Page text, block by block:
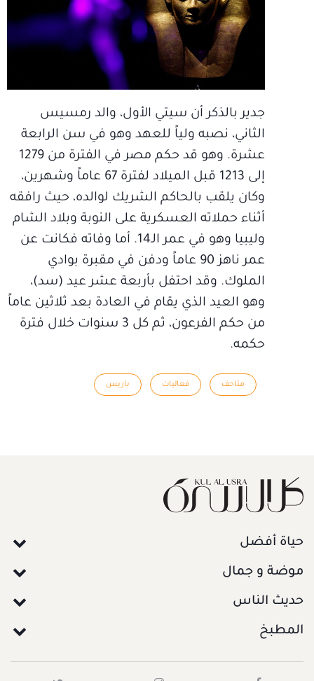
جدير بالذكر أن سيتي الأول، والد رمسيس
الثاني، نصبه ولياً للعهد وهو في سن الرابعة
عشرة. وهو قد حكم مصر في الفترة من 1279
إلى 1213 قبل الميلاد لفترة 67 عاماً وشهرين،
وكان يلقب بالحاكم الشريك لوالده، حيث رافقه
أثناء حملاته العسكرية على النوبة وبلاد الشام
وليبيا وهو في عمر الـ14. أما وفاته فكانت عن
عمر ناهز 90 عاماً ودفن في مقبرة بوادي
الملوك. وقد احتفل بأربعة عشر عيد (سد)،
وهو العيد الذي يقام في العادة بعد ثلاثين عاماً
من حكم الفرعون، ثم كل 3 سنوات خلال فترة
حكمه.
متاحف فعاليات باريس
حياة أفضل
موضة و جمال
حديث الناس
المطبخ